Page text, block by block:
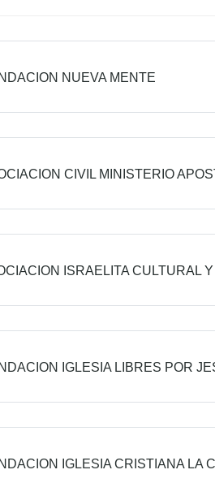
NUEVA MENTE
CIVIL MINISTERIO
ISRAELITA CULTURAL
IGLESIA LIBRES POR
IGLESIA CRISTIANA LA